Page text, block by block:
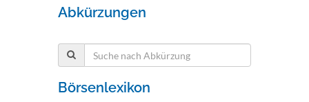
Abkürzungen
Börsenlexikon